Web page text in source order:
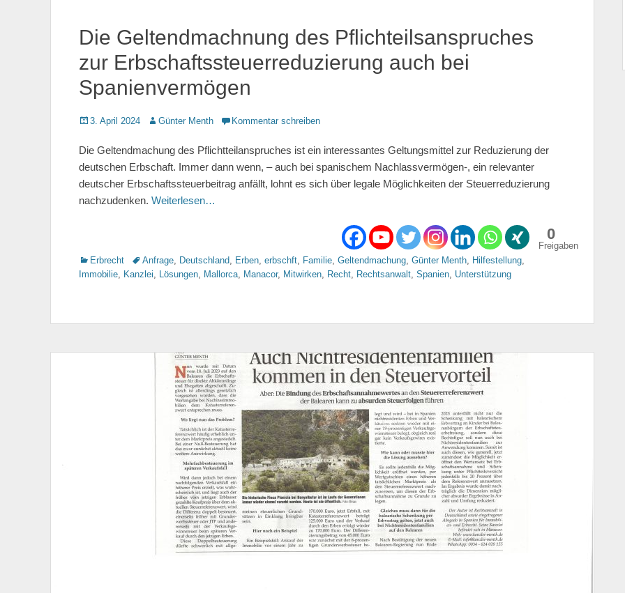
Die Geltendmachnung des Pflichteilsanspruches
zur Erbschaftssteuerreduzierung auch bei
Spanienvermögen
Gepostet
3. April 2024 AutorGünter Menth Kommentar schreiben
Die Geltendmachung des Pflichtteilanspruches ist ein interessantes Geltungsmittel zur Reduzierung der
deutschen Erbschaft. Immer dann wenn, – auch bei spanischem Nachlassvermögen-, ein relevanter
deutscher Erbschaftssteuerbeitrag anfällt, lohnt es sich über legale Möglichkeiten der Steuerreduzierung
nachzudenken. Weiterlesen…
0
Freigaben
Kategorien
Erbrecht TagsAnfrage, Deutschland, Erben, erbschft, Familie, Geltendmachung, Günter Menth, Hilfestellung,
Immobilie, Kanzlei, Lösungen, Mallorca, Manacor, Mitwirken, Recht, Rechtsanwalt, Spanien, Unterstützung